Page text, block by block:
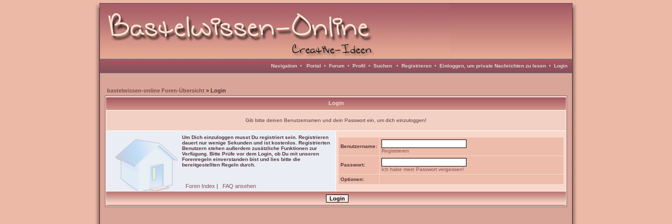
Navigation • Portal • Forum • Profil • Suchen • Registrieren • Einloggen, um private Nachrichten zu lesen • Login
bastelwissen-online Foren-Übersicht » Login
Login
Gib bitte deinen Benutzernamen und dein Passwort ein, um dich einzuloggen!
Um Dich einzuloggen musst Du registriert sein. Registrieren
dauert nur wenige Sekunden und ist kostenlos. Registrierten
Benutzern stehen außerdem zusätzliche Funktionen zur
Verfügung. Bitte Prüfe vor dem Login, ob Du mit unseren
Forenregeln einverstanden bist und lies bitte die
bereitgestellten Regeln durch.
Foren Index | FAQ ansehen
Benutzername:
Registrieren
Passwort:
Ich habe mein Passwort vergessen!
Optionen: